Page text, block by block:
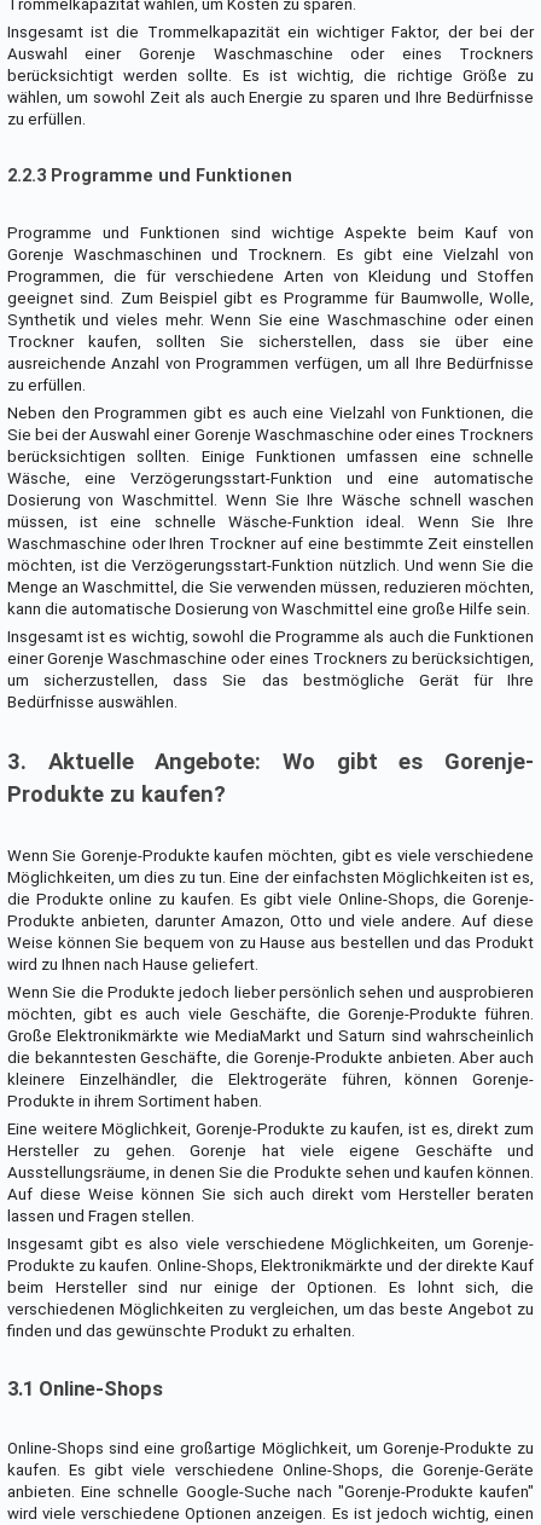
Trommelkapazität wählen, um Kosten zu sparen.
Insgesamt ist die Trommelkapazität ein wichtiger Faktor, der bei der
Auswahl einer Gorenje Waschmaschine oder eines Trockners
berücksichtigt werden sollte. Es ist wichtig, die richtige Größe zu
wählen, um sowohl Zeit als auch Energie zu sparen und Ihre Bedürfnisse
zu erfüllen.
2.2.3 Programme und Funktionen
Programme und Funktionen sind wichtige Aspekte beim Kauf von
Gorenje Waschmaschinen und Trocknern. Es gibt eine Vielzahl von
Programmen, die für verschiedene Arten von Kleidung und Stoffen
geeignet sind. Zum Beispiel gibt es Programme für Baumwolle, Wolle,
Synthetik und vieles mehr. Wenn Sie eine Waschmaschine oder einen
Trockner kaufen, sollten Sie sicherstellen, dass sie über eine
ausreichende Anzahl von Programmen verfügen, um all Ihre Bedürfnisse
zu erfüllen.
Neben den Programmen gibt es auch eine Vielzahl von Funktionen, die
Sie bei der Auswahl einer Gorenje Waschmaschine oder eines Trockners
berücksichtigen sollten. Einige Funktionen umfassen eine schnelle
Wäsche, eine Verzögerungsstart-Funktion und eine automatische
Dosierung von Waschmittel. Wenn Sie Ihre Wäsche schnell waschen
müssen, ist eine schnelle Wäsche-Funktion ideal. Wenn Sie Ihre
Waschmaschine oder Ihren Trockner auf eine bestimmte Zeit einstellen
möchten, ist die Verzögerungsstart-Funktion nützlich. Und wenn Sie die
Menge an Waschmittel, die Sie verwenden müssen, reduzieren möchten,
kann die automatische Dosierung von Waschmittel eine große Hilfe sein.
Insgesamt ist es wichtig, sowohl die Programme als auch die Funktionen
einer Gorenje Waschmaschine oder eines Trockners zu berücksichtigen,
um sicherzustellen, dass Sie das bestmögliche Gerät für Ihre
Bedürfnisse auswählen.
3. Aktuelle Angebote: Wo gibt es Gorenje-
Produkte zu kaufen?
Wenn Sie Gorenje-Produkte kaufen möchten, gibt es viele verschiedene
Möglichkeiten, um dies zu tun. Eine der einfachsten Möglichkeiten ist es,
die Produkte online zu kaufen. Es gibt viele Online-Shops, die Gorenje-
Produkte anbieten, darunter Amazon, Otto und viele andere. Auf diese
Weise können Sie bequem von zu Hause aus bestellen und das Produkt
wird zu Ihnen nach Hause geliefert.
Wenn Sie die Produkte jedoch lieber persönlich sehen und ausprobieren
möchten, gibt es auch viele Geschäfte, die Gorenje-Produkte führen.
Große Elektronikmärkte wie MediaMarkt und Saturn sind wahrscheinlich
die bekanntesten Geschäfte, die Gorenje-Produkte anbieten. Aber auch
kleinere Einzelhändler, die Elektrogeräte führen, können Gorenje-
Produkte in ihrem Sortiment haben.
Eine weitere Möglichkeit, Gorenje-Produkte zu kaufen, ist es, direkt zum
Hersteller zu gehen. Gorenje hat viele eigene Geschäfte und
Ausstellungsräume, in denen Sie die Produkte sehen und kaufen können.
Auf diese Weise können Sie sich auch direkt vom Hersteller beraten
lassen und Fragen stellen.
Insgesamt gibt es also viele verschiedene Möglichkeiten, um Gorenje-
Produkte zu kaufen. Online-Shops, Elektronikmärkte und der direkte Kauf
beim Hersteller sind nur einige der Optionen. Es lohnt sich, die
verschiedenen Möglichkeiten zu vergleichen, um das beste Angebot zu
finden und das gewünschte Produkt zu erhalten.
3.1 Online-Shops
Online-Shops sind eine großartige Möglichkeit, um Gorenje-Produkte zu
kaufen. Es gibt viele verschiedene Online-Shops, die Gorenje-Geräte
anbieten. Eine schnelle Google-Suche nach "Gorenje-Produkte kaufen"
wird viele verschiedene Optionen anzeigen. Es ist jedoch wichtig, einen